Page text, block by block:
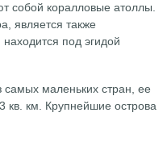
собой коралловые атоллы.
является также
под эгидой
маленьких стран, ее
кв. км. Крупнейшие острова